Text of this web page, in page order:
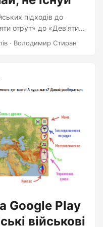
підходів до
отрут» до «Дев'яти
· Володимир Стиран
Google Play
військові